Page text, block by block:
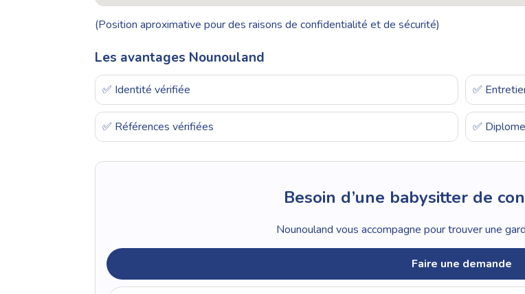
(Position aproximative pour des raisons de confidentialité et de sécurité)
Les avantages Nounouland
✅ Identité vérifiée ✅
✅ Références vérifiées ✅
Besoin d’une babysitter de
Nounouland vous accompagne pour trouver une
Faire une demande